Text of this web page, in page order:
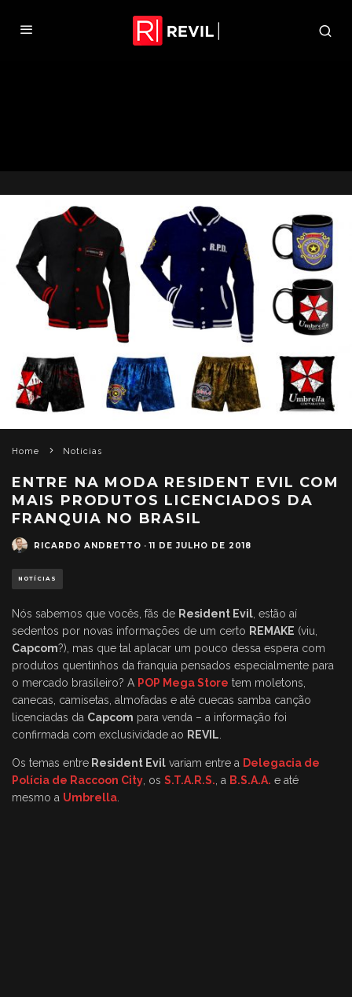
Home Notícias
ENTRE NA MODA RESIDENT EVIL COM
MAIS PRODUTOS LICENCIADOS DA
FRANQUIA NO BRASIL
RICARDO ANDRETTO · 11 DE JULHO DE 2018
NOTÍCIAS
Nós sabemos que vocês, fãs de Resident Evil, estão aí
sedentos por novas informações de um certo REMAKE (viu,
Capcom?), mas que tal aplacar um pouco dessa espera com
produtos quentinhos da franquia pensados especialmente para
o mercado brasileiro? A POP Mega Store tem moletons,
canecas, camisetas, almofadas e até cuecas samba canção
licenciadas da Capcom para venda – a informação foi
confirmada com exclusividade ao REVIL.
Os temas entre Resident Evil variam entre a Delegacia de
Polícia de Raccoon City, os S.T.A.R.S., a B.S.A.A. e até
mesmo a Umbrella.